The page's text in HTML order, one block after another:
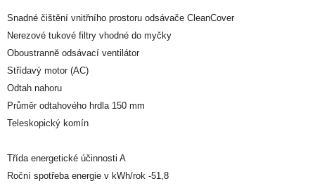
Snadné čištění vnitřního prostoru odsávače CleanCover
Nerezové tukové filtry vhodné do myčky
Oboustranně odsávací ventilátor
Střídavý motor (AC)
Odtah nahoru
Průměr odtahového hrdla 150 mm
Teleskopický komín
Třída energetické účinnosti A
Roční spotřeba energie v kWh/rok -51,8